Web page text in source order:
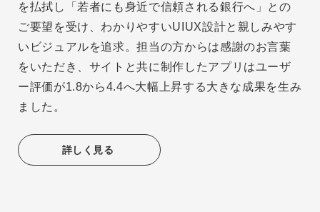
を払拭し「若者にも身近で信頼される銀行へ」との
ご要望を受け、わかりやすいUIUX設計と親しみやす
いビジュアルを追求。担当の方からは感謝のお言葉
をいただき、サイトと共に制作したアプリはユーザ
ー評価が1.8から4.4へ大幅上昇する大きな成果を生み
ました。
詳しく見る